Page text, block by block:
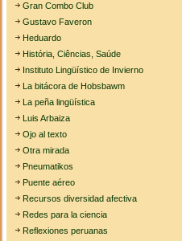
Gran Combo Club
Gustavo Faveron
Heduardo
História, Ciências, Saúde
Instituto Lingüístico de Invierno
La bitácora de Hobsbawm
La peña lingüística
Luis Arbaiza
Ojo al texto
Otra mirada
Pneumatikos
Puente aéreo
Recursos diversidad afectiva
Redes para la ciencia
Reflexiones peruanas